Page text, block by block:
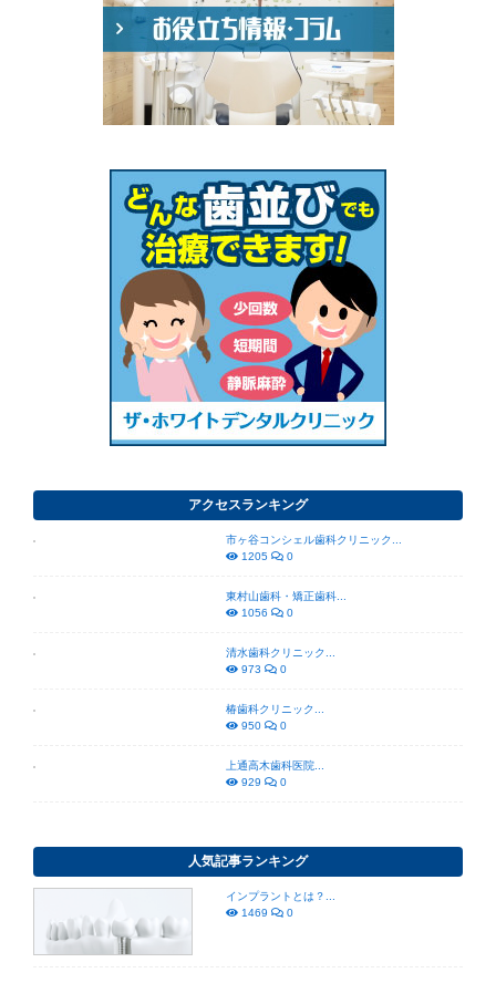
アクセスランキング
市ヶ谷コンシェル歯科クリニック...
1205
0
東村山歯科・矯正歯科...
1056
0
清水歯科クリニック...
973
0
椿歯科クリニック...
950
0
上通高木歯科医院...
929
0
人気記事ランキング
インプラントとは？...
1469
0